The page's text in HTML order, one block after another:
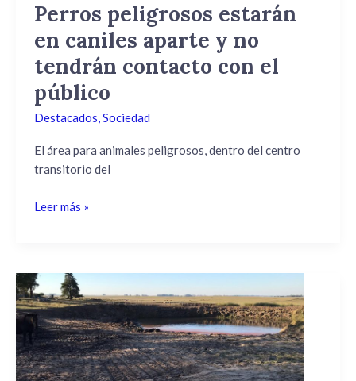
Perros peligrosos estarán
en caniles aparte y no
tendrán contacto con el
público
Destacados,Sociedad
El área para animales peligrosos, dentro del centro
transitorio del
con
el
público
Leer más »
Desarrollo
pretende
llegar
a
mas
de